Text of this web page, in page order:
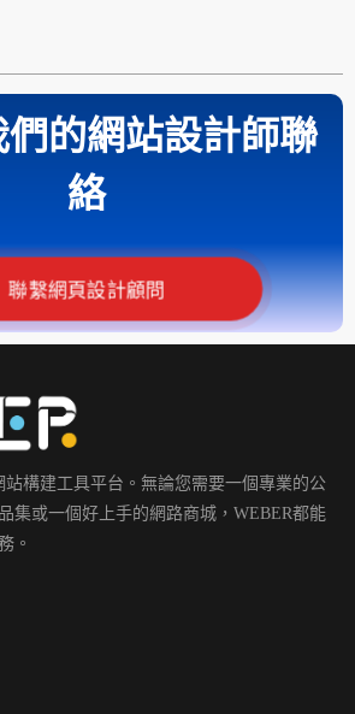
的網站設計師聯
絡
聯繫網頁設計顧問
站構建工具平台。無論您需要一個專業的公
集或一個好上手的網路商城，WEBER都能
。